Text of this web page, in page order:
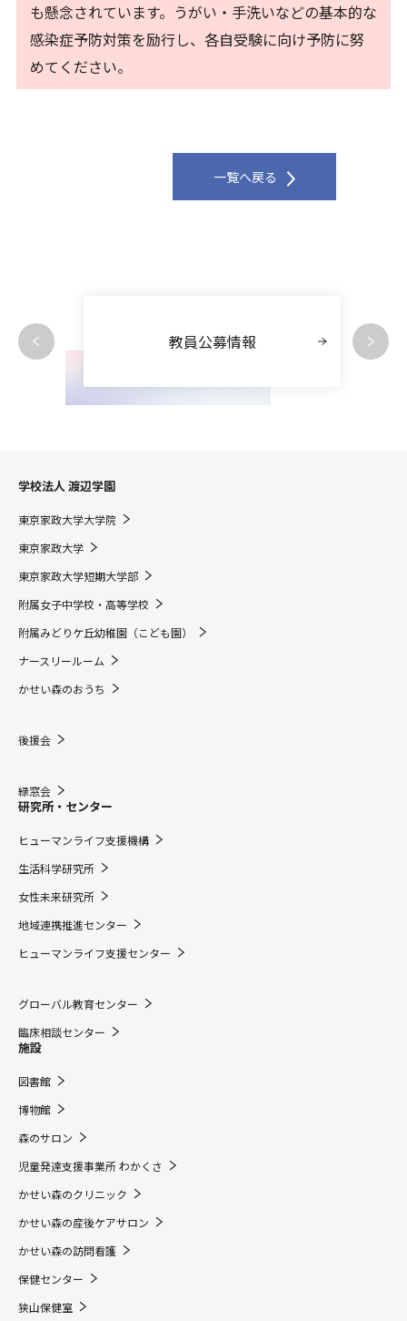
も懸念されています。うがい・手洗いなどの基本的な
感染症予防対策を励行し、各自受験に向け予防に努
めてください。
一覧へ戻る
教員公募情報
学校法人 渡辺学園
東京家政大学大学院
東京家政大学
東京家政大学短期大学部
附属女子中学校・高等学校
附属みどりケ丘幼稚園（こども園）
ナースリールーム
かせい森のおうち
後援会
緑窓会
研究所・センター
ヒューマンライフ支援機構
生活科学研究所
女性未来研究所
地域連携推進センター
ヒューマンライフ支援センター
グローバル教育センター
臨床相談センター
施設
図書館
博物館
森のサロン
児童発達支援事業所 わかくさ
かせい森のクリニック
かせい森の産後ケアサロン
かせい森の訪問看護
保健センター
狭山保健室